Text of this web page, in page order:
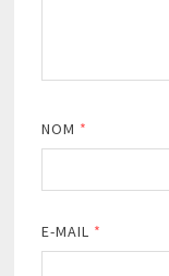
NOM *
E-MAIL *